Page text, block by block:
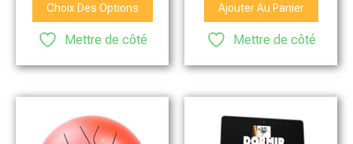
Choix Des Options
Mettre de côté
Ajouter Au Panier
Mettre de côté